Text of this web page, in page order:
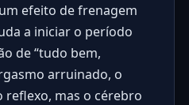
efeito de frenagem
a iniciar o período
de “tudo bem,
arruinado, o
reflexo, mas o cérebro